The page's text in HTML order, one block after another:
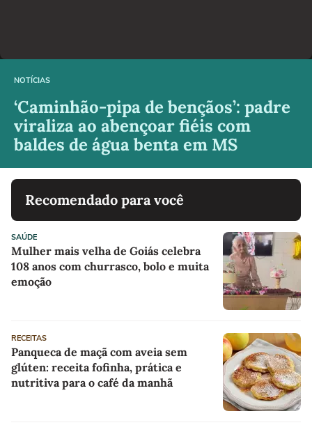
NOTÍCIAS
‘Caminhão-pipa de bençãos’: padre
viraliza ao abençoar fiéis com
baldes de água benta em MS
Recomendado para você
SAÚDE
Mulher mais velha de Goiás celebra
108 anos com churrasco, bolo e muita
emoção
RECEITAS
Panqueca de maçã com aveia sem
glúten: receita fofinha, prática e
nutritiva para o café da manhã